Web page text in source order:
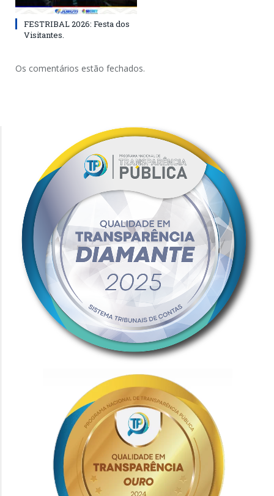
FESTRIBAL 2026: Festa dos
Visitantes.
Os comentários estão fechados.